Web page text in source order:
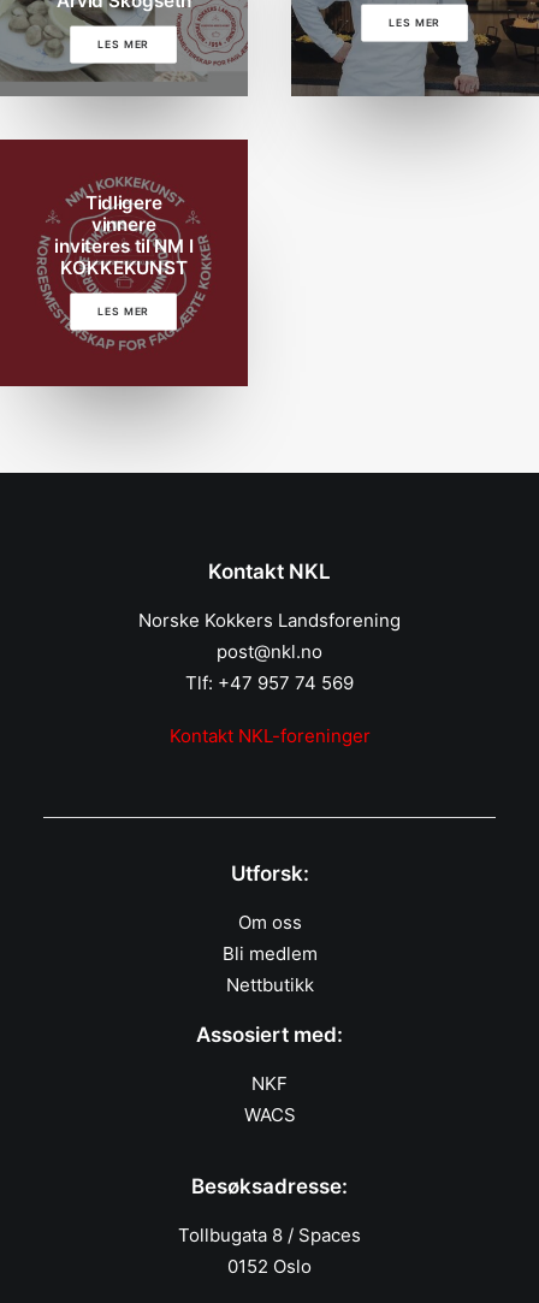
LES MER
LES MER
Tidligere
vinnere
inviteres til NM I
KOKKEKUNST
LES MER
Kontakt NKL
Norske Kokkers Landsforening
post@nkl.no
Tlf: +47 957 74 569
Kontakt NKL-foreninger
Utforsk:
Om oss
Bli medlem
Nettbutikk
Assosiert med:
NKF
WACS
Besøksadresse:
Tollbugata 8 / Spaces
0152 Oslo